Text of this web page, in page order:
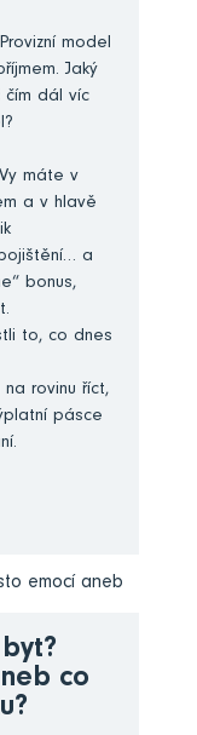
model
Jaký
čím dál víc
máte v
a v hlavě
a
bonus,
to, co dnes
rovinu říct,
pásce
co